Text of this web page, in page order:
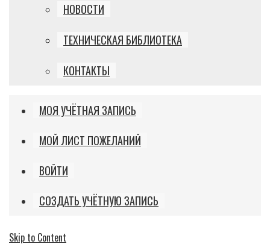
НОВОСТИ
ТЕХНИЧЕСКАЯ БИБЛИОТЕКА
КОНТАКТЫ
МОЯ УЧЁТНАЯ ЗАПИСЬ
МОЙ ЛИСТ ПОЖЕЛАНИЙ
ВОЙТИ
СОЗДАТЬ УЧЁТНУЮ ЗАПИСЬ
Skip to Content